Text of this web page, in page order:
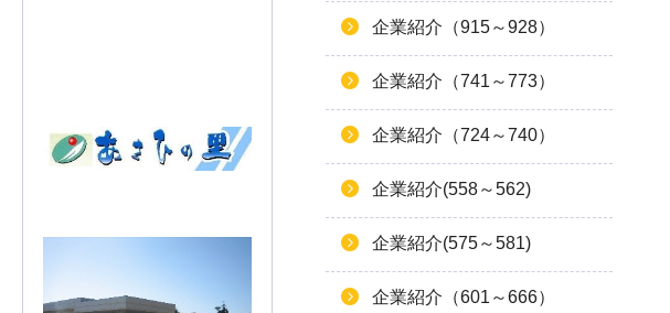
企業紹介（915～928）
企業紹介（741～773）
企業紹介（724～740）
企業紹介(558～562)
企業紹介(575～581)
企業紹介（601～666）